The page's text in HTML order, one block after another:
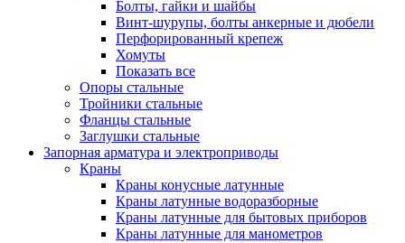
Болты, гайки и шайбы
Винт-шурупы, болты анкерные и дюбели
Перфорированный крепеж
Хомуты
Показать все
Опоры стальные
Тройники стальные
Фланцы стальные
Заглушки стальные
Запорная арматура и электроприводы
Краны
Краны конусные латунные
Краны латунные водоразборные
Краны латунные для бытовых приборов
Краны латунные для манометров